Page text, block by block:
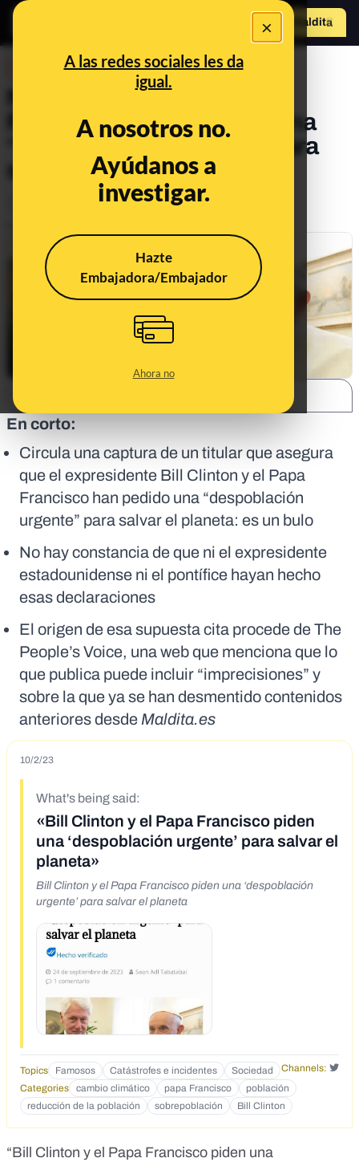
×
A las redes sociales les da
igual.
A nosotros no.
Ayúdanos a
investigar.
Hazte
Embajadora/Embajador
Ahora no
Hazte Maldito
No, Bill Clinton y el Papa
Francisco no han pedido una
“despoblación urgente” para
salvar el planeta
Economía
En corto:
Circula una captura de un titular que asegura
que el expresidente Bill Clinton y el Papa
Francisco han pedido una “despoblación
urgente” para salvar el planeta: es un bulo
No hay constancia de que ni el expresidente
estadounidense ni el pontífice hayan hecho
esas declaraciones
El origen de esa supuesta cita procede de The
People’s Voice, una web que menciona que lo
que publica puede incluir “imprecisiones” y
sobre la que ya se han desmentido contenidos
anteriores desde Maldita.es
10/2/23
What's being said:
«Bill Clinton y el Papa Francisco piden
una ‘despoblación urgente’ para salvar el
planeta»
Bill Clinton y el Papa Francisco piden una ‘despoblación
urgente’ para salvar el planeta
Topics Famosos Catástrofes e incidentes Sociedad
Channels:
Categories
cambio climático papa Francisco
población
reducción de la población
sobrepoblación Bill Clinton
“Bill Clinton y el Papa Francisco piden una